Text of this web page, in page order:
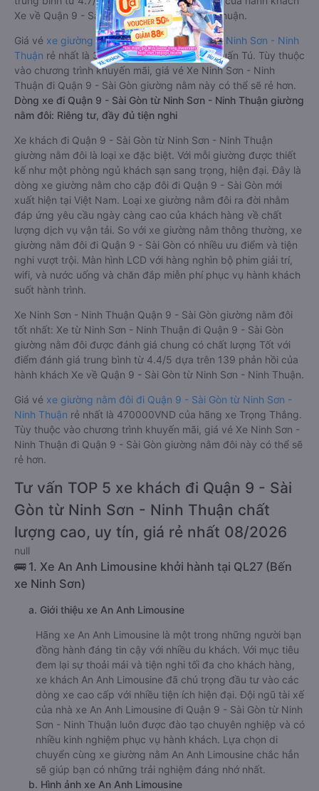
Xe về Quận 9 - Sài Gòn từ Ninh Sơn - Ninh Thuận.
Giá vé xe giường nằm đi Quận 9 - Sài Gòn từ Ninh Sơn - Ninh
Thuận rẻ nhất là 300000VND của hãng xe Tuấn Tú. Tùy thuộc
vào chương trình khuyến mãi, giá vé Xe Ninh Sơn - Ninh
Thuận đi Quận 9 - Sài Gòn giường nằm này có thể sẽ rẻ hơn.
Dòng xe đi Quận 9 - Sài Gòn từ Ninh Sơn - Ninh Thuận giường
nằm đôi: Riêng tư, đầy đủ tiện nghi
Xe khách đi Quận 9 - Sài Gòn từ Ninh Sơn - Ninh Thuận
giường nằm đôi là loại xe đặc biệt. Với mỗi giường được thiết
kế như một phòng ngủ khách sạn sang trọng, hiện đại. Đây là
dòng xe giường nằm cho cặp đôi đi Quận 9 - Sài Gòn mới
xuất hiện tại Việt Nam. Loại xe giường nằm đôi ra đời nhằm
đáp ứng yêu cầu ngày càng cao của khách hàng về chất
lượng dịch vụ vận tải. So với xe giường nằm thông thường, xe
giường nằm đôi đi Quận 9 - Sài Gòn có nhiều ưu điểm và tiện
nghi vượt trội. Màn hình LCD với hàng nghìn bộ phim giải trí,
wifi, và nước uống và chăn đắp miễn phí phục vụ hành khách
suốt hành trình.
Xe Ninh Sơn - Ninh Thuận Quận 9 - Sài Gòn giường nằm đôi
tốt nhất: Xe từ Ninh Sơn - Ninh Thuận đi Quận 9 - Sài Gòn
giường nằm đôi được đánh giá chung có chất lượng Tốt với
điểm đánh giá trung bình từ 4.4/5 dựa trên 139 phản hồi của
hành khách Xe về Quận 9 - Sài Gòn từ Ninh Sơn - Ninh Thuận.
Giá vé xe giường nằm đôi đi Quận 9 - Sài Gòn từ Ninh Sơn -
Ninh Thuận rẻ nhất là 470000VND của hãng xe Trọng Thắng.
Tùy thuộc vào chương trình khuyến mãi, giá vé Xe Ninh Sơn -
Ninh Thuận đi Quận 9 - Sài Gòn giường nằm đôi này có thể sẽ
rẻ hơn.
Tư vấn TOP 5 xe khách đi Quận 9 - Sài
Gòn từ Ninh Sơn - Ninh Thuận chất
lượng cao, uy tín, giá rẻ nhất 08/2026
null
🚌 1. Xe An Anh Limousine khởi hành tại QL27 (Bến
xe Ninh Sơn)
a. Giới thiệu xe An Anh Limousine
Hãng xe An Anh Limousine là một trong những người bạn
đồng hành đáng tin cậy với nhiều du khách. Với mục tiêu
đem lại sự thoải mái và tiện nghi tối đa cho khách hàng,
xe khách An Anh Limousine đã chú trọng đầu tư vào các
dòng xe cao cấp với nhiều tiện ích hiện đại. Đội ngũ tài xế
của nhà xe An Anh Limousine đi Quận 9 - Sài Gòn từ Ninh
Sơn - Ninh Thuận luôn được đào tạo chuyên nghiệp và có
nhiều kinh nghiệm phục vụ hành khách. Lựa chọn di
chuyển cùng xe giường nằm An Anh Limousine chắc hẳn
sẽ giúp bạn có những trải nghiệm đáng nhớ nhất.
b. Hình ảnh xe An Anh Limousine